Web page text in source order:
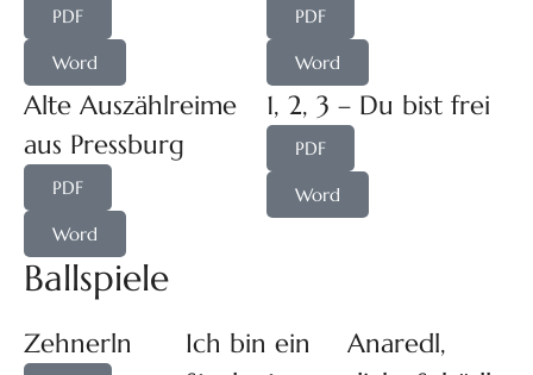
PDF
Word
PDF
Word
Alte Auszählreime
aus Pressburg
PDF
Word
1, 2, 3 – Du bist frei
PDF
Word
Ballspiele
Zehnerln
Ich bin ein
Anaredl,